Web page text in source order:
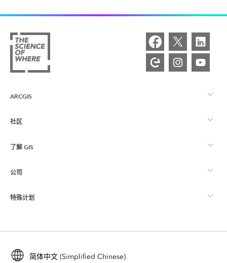
ARCGIS
ArcGIS 概览
制图
社区
Esri 社区
ArcGIS 博客
了解 GIS
什么是 GIS？
位置智能
培训
ArcUser
公司
关于 Esri
招贤纳士
特殊计划
ArcGIS for Student Use
简体中文 (Simplified Chinese)